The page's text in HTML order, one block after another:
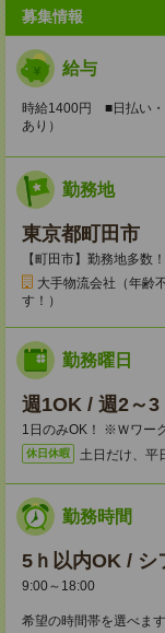
募集情報
給与
時給1400円 ■日払い
あり）
勤務地
東京都町田市
【町田市】勤務地多数！
大手物流会社（年齢
す！）
勤務曜日
週1OK / 週2～
1日のみOK！ ※Ｗワー
休日休暇 土日だけ、平
勤務時間
5ｈ以内OK / シ
9:00～18:00
希望の時間帯を選べます